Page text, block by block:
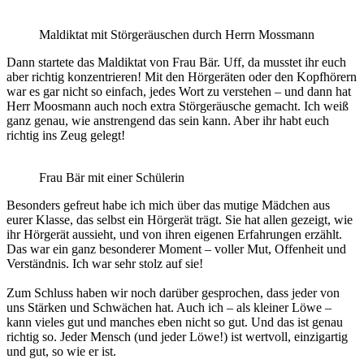
Maldiktat mit Störgeräuschen durch Herrn Mossmann
Dann startete das Maldiktat von Frau Bär. Uff, da musstet ihr euch
aber richtig konzentrieren! Mit den Hörgeräten oder den Kopfhörern
war es gar nicht so einfach, jedes Wort zu verstehen – und dann hat
Herr Moosmann auch noch extra Störgeräusche gemacht. Ich weiß
ganz genau, wie anstrengend das sein kann. Aber ihr habt euch
richtig ins Zeug gelegt!
Frau Bär mit einer Schülerin
Besonders gefreut habe ich mich über das mutige Mädchen aus
eurer Klasse, das selbst ein Hörgerät trägt. Sie hat allen gezeigt, wie
ihr Hörgerät aussieht, und von ihren eigenen Erfahrungen erzählt.
Das war ein ganz besonderer Moment – voller Mut, Offenheit und
Verständnis. Ich war sehr stolz auf sie!
Zum Schluss haben wir noch darüber gesprochen, dass jeder von
uns Stärken und Schwächen hat. Auch ich – als kleiner Löwe –
kann vieles gut und manches eben nicht so gut. Und das ist genau
richtig so. Jeder Mensch (und jeder Löwe!) ist wertvoll, einzigartig
und gut, so wie er ist.